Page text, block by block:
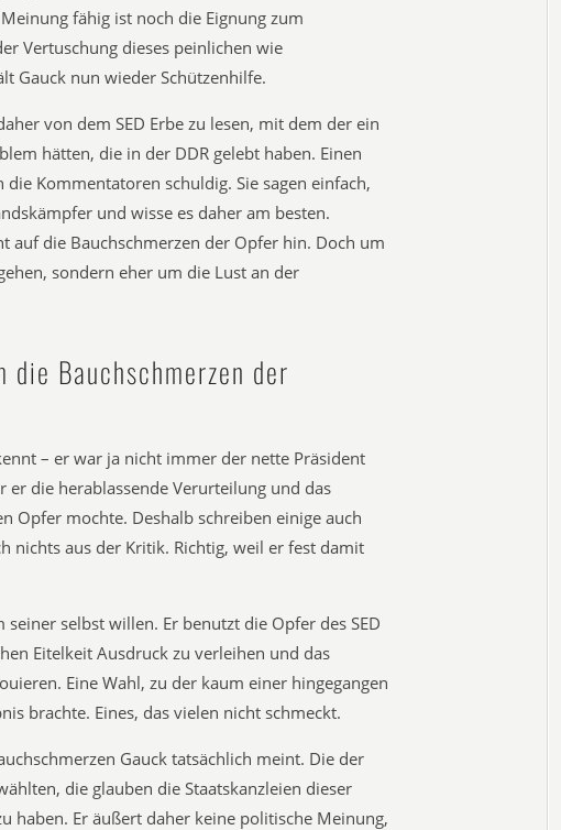
fähig ist noch die Eignung zum
Vertuschung dieses peinlichen wie
Gauck nun wieder Schützenhilfe.
von dem SED Erbe zu lesen, mit dem der ein
hätten, die in der DDR gelebt haben. Einen
Kommentatoren schuldig. Sie sagen einfach,
und wisse es daher am besten.
auf die Bauchschmerzen der Opfer hin. Doch um
sondern eher um die Lust an der
Bauchschmerzen der
– er war ja nicht immer der nette Präsident
er die herablassende Verurteilung und das
Opfer mochte. Deshalb schreiben einige auch
nichts aus der Kritik. Richtig, weil er fest damit
selbst willen. Er benutzt die Opfer des SED
Eitelkeit Ausdruck zu verleihen und das
Eine Wahl, zu der kaum einer hingegangen
brachte. Eines, das vielen nicht schmeckt.
Gauck tatsächlich meint. Die der
die glauben die Staatskanzleien dieser
haben. Er äußert daher keine politische Meinung,